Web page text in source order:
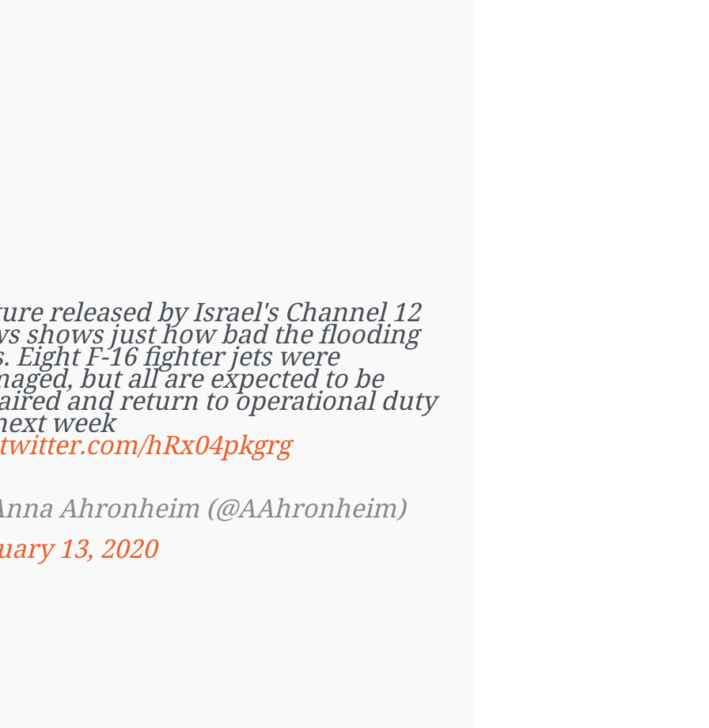
released by Israel's Channel 12
shows just how bad the flooding
Eight F-16 fighter jets were
but all are expected to be
and return to operational duty
week
hRx04pkgrg
Ahronheim (@AAhronheim)
13, 2020